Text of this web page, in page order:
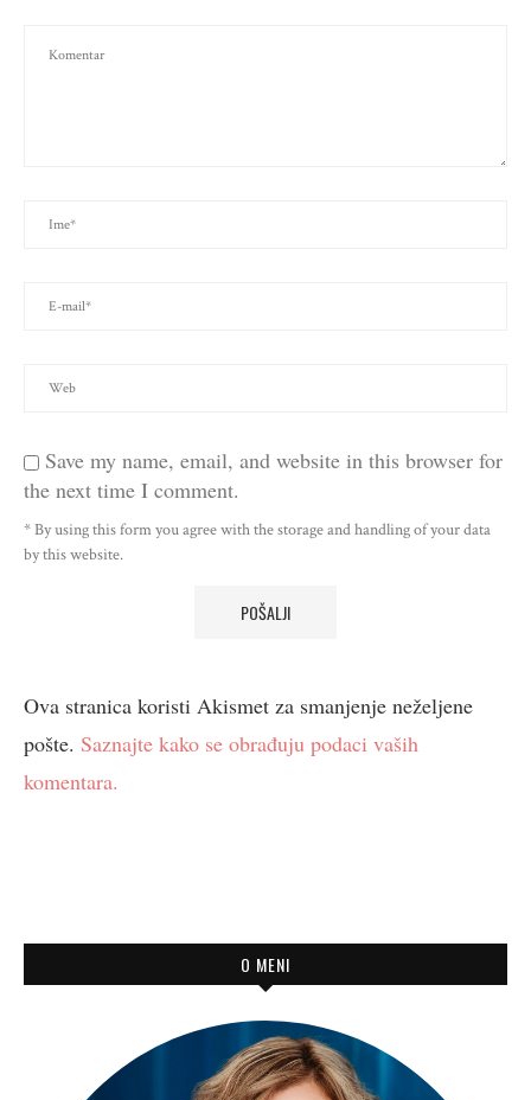
Save my name, email, and website in this browser for
the next time I comment.
* By using this form you agree with the storage and handling of your data
by this website.
Ova stranica koristi Akismet za smanjenje neželjene
pošte. Saznajte kako se obrađuju podaci vaših
komentara.
O MENI